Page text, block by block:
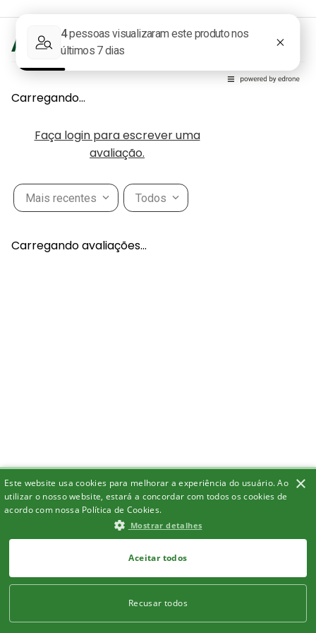
Avaliações
Carregando…
Faça login para escrever uma
avaliação.
Mais recentes Todos
Carregando avaliações…
×
Este website usa cookies para melhorar a experiência do usuário. Ao
utilizar o nosso website, estará a concordar com todos os cookies de
acordo com nossa Política de Cookies.
Mostrar detalhes
Aceitar todos
Recusar todos